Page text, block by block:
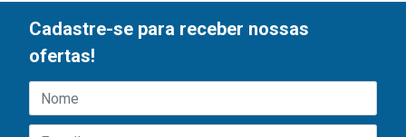
Cadastre-se para receber nossas
ofertas!